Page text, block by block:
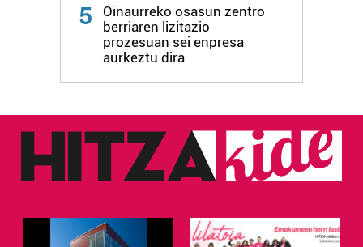
5
Oinaurreko osasun zentro
berriaren lizitazio
prozesuan sei enpresa
aurkeztu dira